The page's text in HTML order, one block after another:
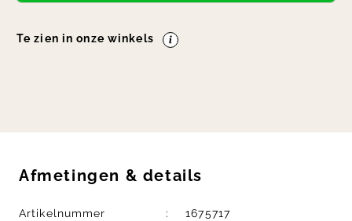
Te zien in onze winkels
Afmetingen & details
Artikelnummer
1675717